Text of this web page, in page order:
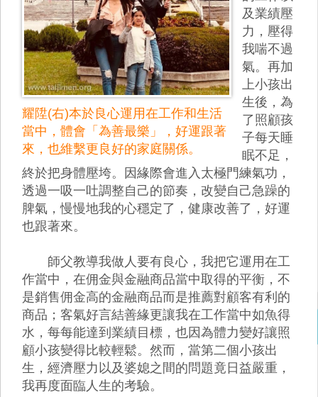
耀陞(右)本於良心運用在工作和生活
當中，體會「為善最樂」，好運跟著
來，也維繫更良好的家庭關係。
及業績壓
力，壓得
我喘不過
氣。再加
上小孩出
生後，為
了照顧孩
子每天睡
眠不足，
終於把身體壓垮。因緣際會進入太極門練氣功，
透過一吸一吐調整自己的節奏，改變自己急躁的
脾氣，慢慢地我的心穩定了，健康改善了，好運
也跟著來。
師父教導我做人要有良心，我把它運用在工
作當中，在佣金與金融商品當中取得的平衡，不
是銷售佣金高的金融商品而是推薦對顧客有利的
商品；客氣好言結善緣更讓我在工作當中如魚得
水，每每能達到業績目標，也因為體力變好讓照
顧小孩變得比較輕鬆。然而，當第二個小孩出
生，經濟壓力以及婆媳之間的問題竟日益嚴重，
我再度面臨人生的考驗。